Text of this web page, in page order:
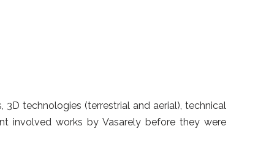
technologies (terrestrial and aerial), technical
involved works by Vasarely before they were